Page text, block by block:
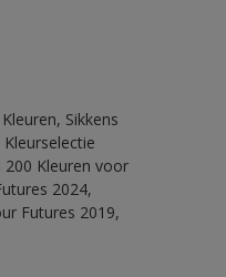
Sikkens
200 Kleuren voor
2024,
Futures 2019,